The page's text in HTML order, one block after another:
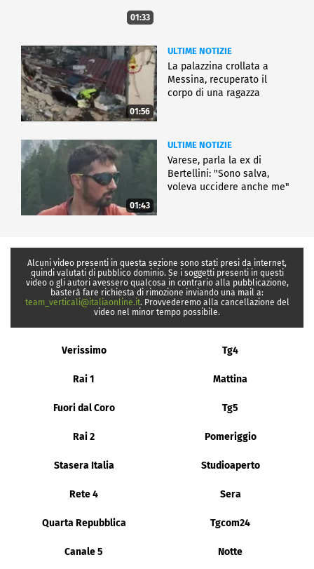
01:33
01:56
ULTIME NOTIZIE
La palazzina crollata a
Messina, recuperato il
corpo di una ragazza
01:43
ULTIME NOTIZIE
Varese, parla la ex di
Bertellini: "Sono salva,
voleva uccidere anche me"
Alcuni video presenti in questa sezione sono stati presi da internet,
quindi valutati di pubblico dominio. Se i soggetti presenti in questi
video o gli autori avessero qualcosa in contrario alla pubblicazione,
basterà fare richiesta di rimozione inviando una mail a:
team_verticali@italiaonline.it. Provvederemo alla cancellazione del
video nel minor tempo possibile.
Verissimo Tg4
Rai 1 Mattina
Fuori dal Coro Tg5
Rai 2 Pomeriggio
Stasera Italia Studioaperto
Rete 4 Sera
Quarta Repubblica Tgcom24
Canale 5 Notte